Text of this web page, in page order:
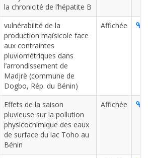
la chronicité de l’hépatite B
vulnérabilité de la
production maïsicole face
aux contraintes
pluviométriques dans
l’arrondissement de
Madjrè (commune de
Dogbo, Rép. du Bénin)
Affichée
Effets de la saison
pluvieuse sur la pollution
physicochimique des eaux
de surface du lac Toho au
Bénin
Affichée